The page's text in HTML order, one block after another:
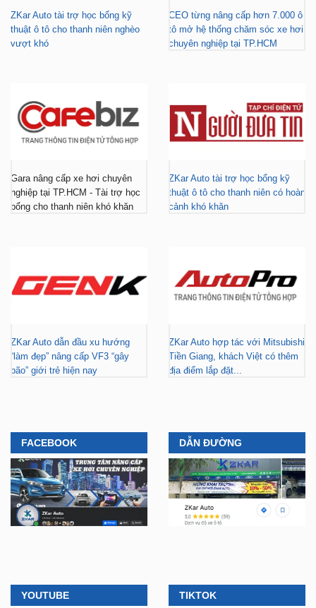
ZKar Auto tài trợ học bổng kỹ
thuật ô tô cho thanh niên nghèo
vượt khó
CEO từng nâng cấp hơn 7.000 ô
tô mở hệ thống chăm sóc xe hơi
chuyên nghiệp tại TP.HCM
Gara nâng cấp xe hơi chuyên
nghiệp tại TP.HCM - Tài trợ học
bổng cho thanh niên khó khăn
ZKar Auto tài trợ học bổng kỹ
thuật ô tô cho thanh niên có hoàn
cảnh khó khăn
ZKar Auto dẫn đầu xu hướng
“làm đẹp” nâng cấp VF3 “gây
bão” giới trẻ hiện nay
ZKar Auto hợp tác với Mitsubishi
Tiền Giang, khách Việt có thêm
địa điểm lắp đặt...
FACEBOOK DẪN ĐƯỜNG
YOUTUBE TIKTOK